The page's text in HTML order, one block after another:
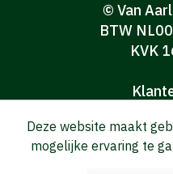
© Van
BTW
KVK
Algemene
Deze website maakt
mogelijke ervaring te